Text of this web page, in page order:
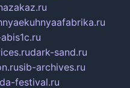
dark-sand.ru
sib-archives.ru
festival.ru